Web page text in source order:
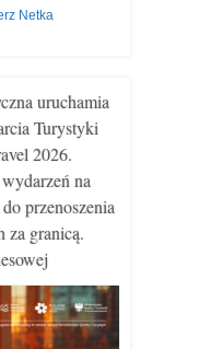
Netka
uruchamia
Turystyki
2026.
na
przenoszenia
za granicą.